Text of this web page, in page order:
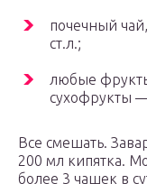
почечный
ст.л.;
любые
сухофрукты —
Все смешать.
200 мл кипятка.
более 3 чашек в